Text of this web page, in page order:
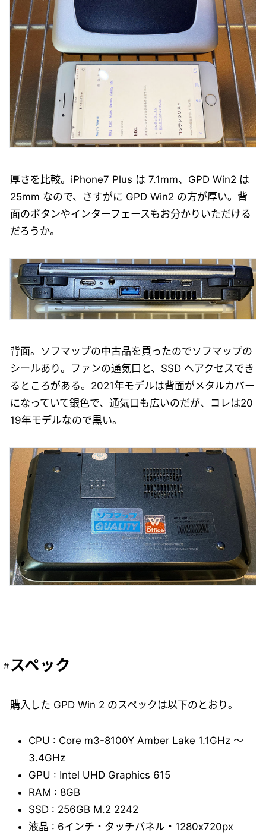
厚さを比較。iPhone7 Plus は 7.1mm、GPD Win2 は
25mm なので、さすがに GPD Win2 の方が厚い。背
面のボタンやインターフェースもお分かりいただける
だろうか。
背面。ソフマップの中古品を買ったのでソフマップの
シールあり。ファンの通気口と、SSD へアクセスでき
るところがある。2021年モデルは背面がメタルカバー
になっていて銀色で、通気口も広いのだが、コレは20
19年モデルなので黒い。
スペック
購入した GPD Win 2 のスペックは以下のとおり。
CPU : Core m3-8100Y Amber Lake 1.1GHz ～
3.4GHz
GPU : Intel UHD Graphics 615
RAM : 8GB
SSD : 256GB M.2 2242
液晶 : 6インチ・タッチパネル・1280x720px